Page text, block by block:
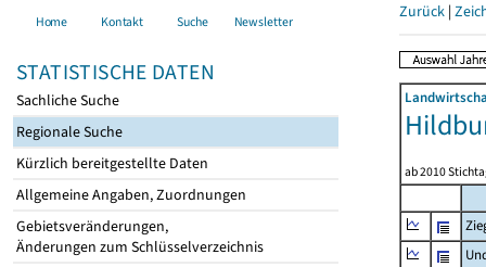
Home Kontakt Suche Newsletter
STATISTISCHE DATEN
Sachliche Suche
Regionale Suche
Kürzlich bereitgestellte Daten
Allgemeine Angaben, Zuordnungen
Gebietsveränderungen,
Änderungen zum Schlüsselverzeichnis
Zurück |
ab 2010